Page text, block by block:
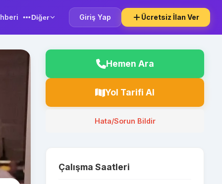
Diğer Giriş Yap Ücretsiz İlan Ver
Hemen Ara
Yol Tarifi Al
Hata/Sorun Bildir
Çalışma Saatleri